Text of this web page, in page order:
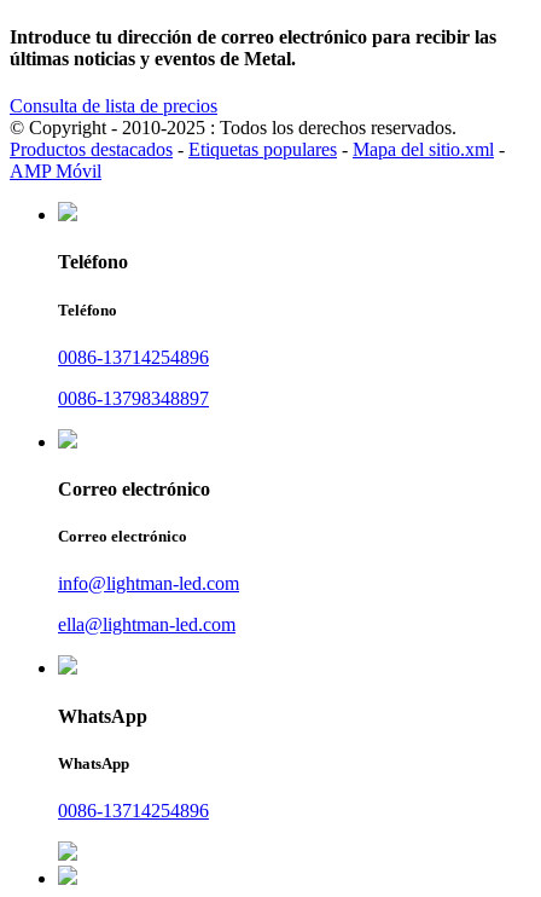
Introduce tu dirección de correo electrónico para recibir las
últimas noticias y eventos de Metal.
Consulta de lista de precios
© Copyright - 2010-2025 : Todos los derechos reservados.
Productos destacados - Etiquetas populares - Mapa del sitio.xml -
AMP Móvil
Teléfono
Teléfono
0086-13714254896
0086-13798348897
Correo electrónico
Correo electrónico
info@lightman-led.com
ella@lightman-led.com
WhatsApp
WhatsApp
0086-13714254896